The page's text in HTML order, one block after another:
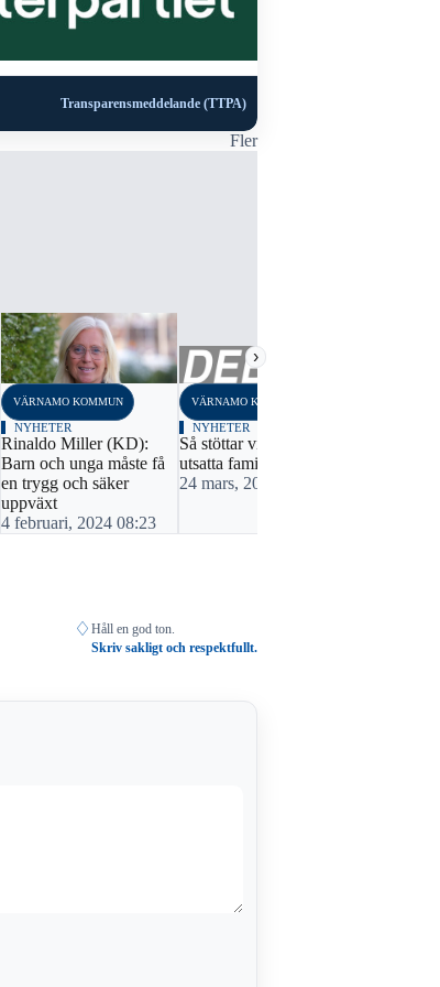
Transparensmeddelande (TTPA)
Fler
›
VÄRNAMO KOMMUN
NYHETER
Rinaldo Miller (KD):
Barn och unga måste få
en trygg och säker
uppväxt
4 februari, 2024 08:23
VÄRNAMO KOMMUN
NYHETER
Så stöttar vi landets mest
utsatta familjer
24 mars, 2023 13:52
♢ Håll en god ton.
Skriv sakligt och respektfullt.